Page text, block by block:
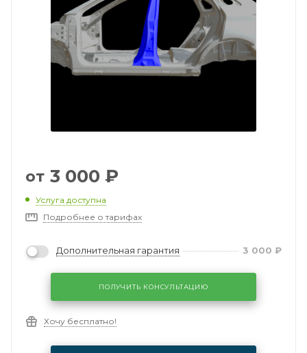
от 3 000 ₽
Услуга доступна
Подробнее о тарифах
Дополнительная гарантия 3 000 ₽
ПОЛУЧИТЬ КОНСУЛЬТАЦИЮ
Хочу бесплатно!